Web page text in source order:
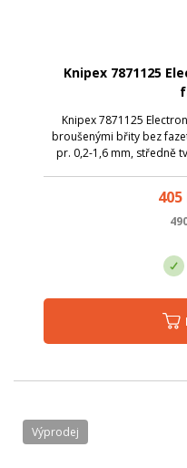
Knipex 7871125
Knipex 7871125
broušenými břity bez
pr. 0,2-1,6 mm, středně
405
Výprodej